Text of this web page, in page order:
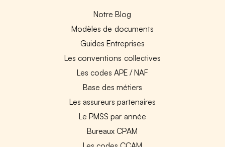
Notre Blog
Modèles de documents
Guides Entreprises
Les conventions collectives
Les codes APE / NAF
Base des métiers
Les assureurs partenaires
Le PMSS par année
Bureaux CPAM